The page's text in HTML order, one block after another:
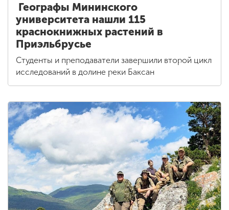
Географы Мининского
университета нашли 115
краснокнижных растений в
Приэльбрусье
Студенты и преподаватели завершили второй цикл
исследований в долине реки Баксан